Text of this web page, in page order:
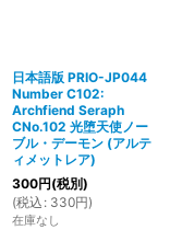
日本語版 PRIO-JP044
Number C102:
Archfiend Seraph
CNo.102 光堕天使ノー
ブル・デーモン (アルテ
ィメットレア)
300円(税別)
(税込 : 330円)
在庫なし